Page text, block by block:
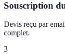
Souscription
Devis reçu par
complet.
3